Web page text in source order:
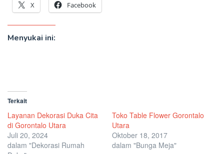
X Facebook
Menyukai ini:
Terkait
Layanan Dekorasi Duka Cita
di Gorontalo Utara
Juli 20, 2024
dalam "Dekorasi Rumah
Toko Table Flower Gorontalo
Utara
Oktober 18, 2017
dalam "Bunga Meja"